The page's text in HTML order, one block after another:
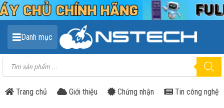
Danh mục
Tìm
kiếm
sản
Trang chủ
Giới thiệu Chứng nhận Tin công nghệ